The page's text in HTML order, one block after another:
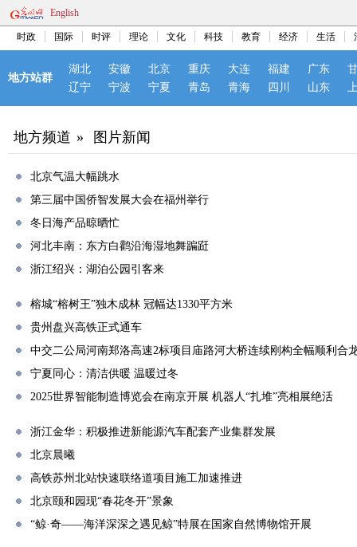
English
时政 国际 时评 理论 文化 科技 教育 经济 生活
地方站群
湖北 安徽 北京 重庆 大连 福建 广东
辽宁
宁波 宁夏 青岛 青海 四川 山东
地方频道 » 图片新闻
北京气温大幅跳水
第三届中国侨智发展大会在福州举行
冬日海产品晾晒忙
河北丰南：东方白鹳沿海湿地舞蹁跹
浙江绍兴：湖泊公园引客来
榕城“榕树王”独木成林 冠幅达1330平方米
贵州盘兴高铁正式通车
中交二公局河南郑洛高速2标项目庙路河大桥连续刚构全幅顺利合
宁夏同心：清洁供暖 温暖过冬
2025世界智能制造博览会在南京开展 机器人“扎堆”亮相展绝活
浙江金华：积极推进新能源汽车配套产业集群发展
北京晨曦
高铁苏州北站快速联络道项目施工加速推进
北京颐和园现“春花冬开”景象
“鲸·奇——海洋深深之遇见鲸”特展在国家自然博物馆开展